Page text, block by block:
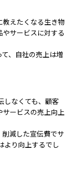
教えたくなる生き物
やサービスに対する
、自社の売上は増
しなくても、顧客
ービスの売上向上
減した宣伝費でサ
より向上するでし